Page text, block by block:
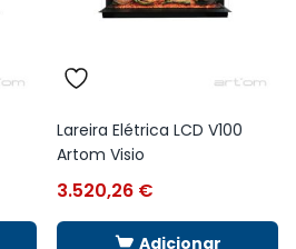
Lareira Elétrica LCD V100
Artom Visio
3.520,26 €
Adicionar